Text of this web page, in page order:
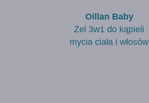
Oillan Baby
Żel 3w1 do kąpieli
mycia ciała i włosów